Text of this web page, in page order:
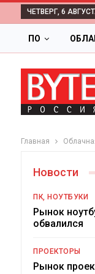
ЧЕТВЕРГ, 6
ПО
Главная
Новости
ПК, НОУТБУКИ
Рынок
обвалился
ПРОЕКТОРЫ
Рынок